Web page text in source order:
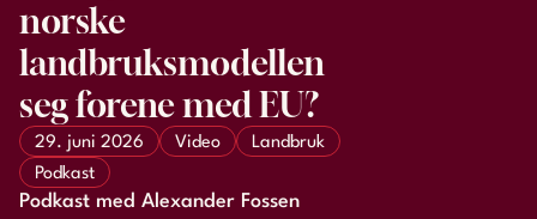
norske
landbruksmodellen
seg forene med EU?
29. juni 2026 Video
Landbruk
Podkast
Podkast med Alexander Fossen